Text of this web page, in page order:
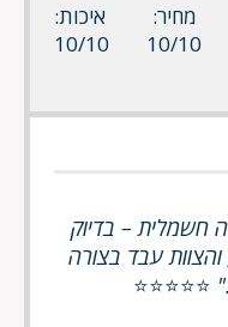
מחיר:
10/10
איכות:
10/10
חשמלית – בדיוק
עבד בצורה
⭐⭐⭐⭐⭐